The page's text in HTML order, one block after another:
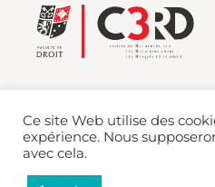
Ce site Web utilise des
expérience. Nous
avec cela.